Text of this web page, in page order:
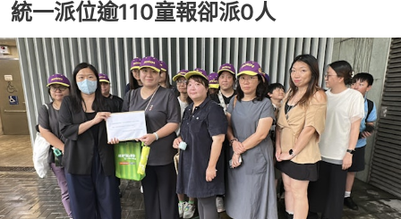
統一派位逾110童報卻派0人